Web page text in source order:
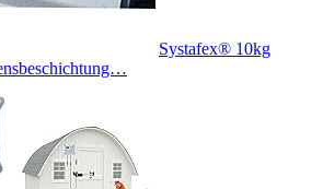
Systafex® 10kg